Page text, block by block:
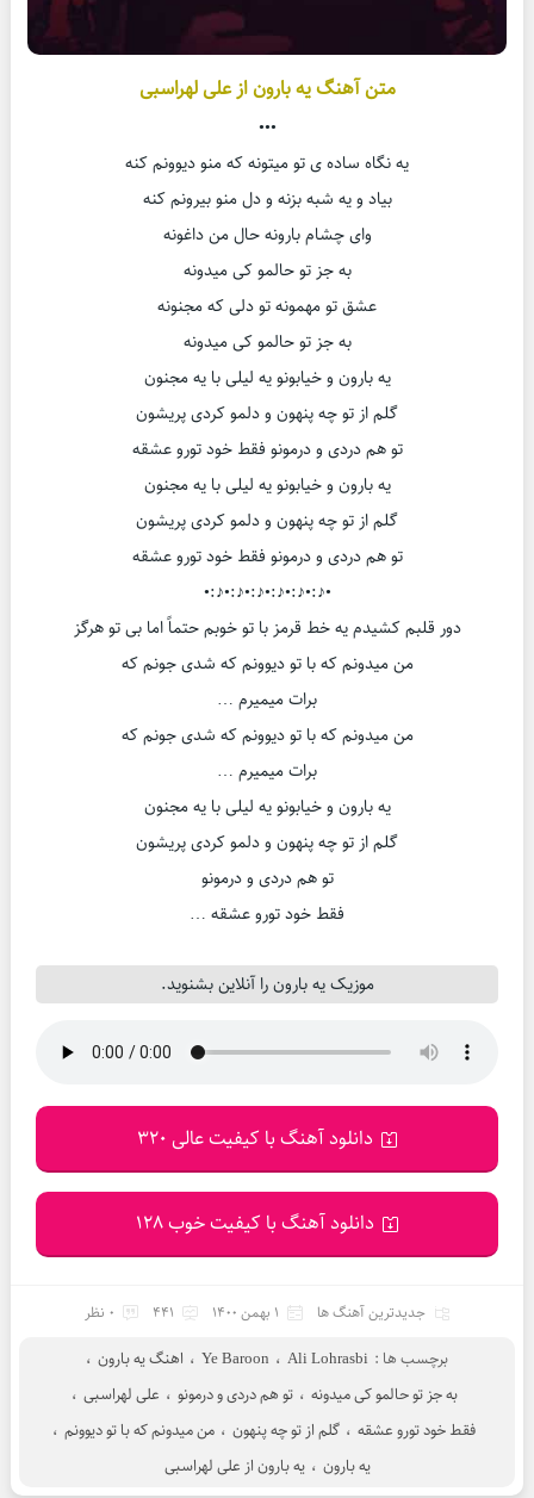
متن آهنگ یه بارون از علی لهراسبی
•••
یه نگاه ساده ی تو میتونه که منو دیوونم کنه
بیاد و یه شبه بزنه و دل منو بیرونم کنه
وای چشام بارونه حال من داغونه
به جز تو حالمو کی میدونه
عشق تو مهمونه تو دلی که مجنونه
به جز تو حالمو کی میدونه
یه بارون و خیابونو یه لیلی با یه مجنون
گلم از تو چه پنهون و دلمو کردی پریشون
تو هم دردی و درمونو فقط خود تورو عشقه
یه بارون و خیابونو یه لیلی با یه مجنون
گلم از تو چه پنهون و دلمو کردی پریشون
تو هم دردی و درمونو فقط خود تورو عشقه
•♪:•♪:•♪:•♪:•♪:•♪:•
دور قلبم کشیدم یه خط قرمز با تو خوبم حتماً اما بی تو هرگز
من میدونم که با تو دیوونم که شدی جونم که
برات میمیرم …
من میدونم که با تو دیوونم که شدی جونم که
برات میمیرم …
یه بارون و خیابونو یه لیلی با یه مجنون
گلم از تو چه پنهون و دلمو کردی پریشون
تو هم دردی و درمونو
فقط خود تورو عشقه …
موزیک یه بارون را آنلاین بشنوید.
دانلود آهنگ با کیفیت عالی 320
دانلود آهنگ با کیفیت خوب 128
جدیدترین آهنگ ها 1 بهمن 1400 441 0 نظر
برچسب ها : Ali Lohrasbi ، Ye Baroon ، اهنگ یه بارون ،
به جز تو حالمو کی میدونه ، تو هم دردی و درمونو ، علی لهراسبی ،
فقط خود تورو عشقه ، گلم از تو چه پنهون ، من میدونم که با تو دیوونم ،
یه بارون ، یه بارون از علی لهراسبی